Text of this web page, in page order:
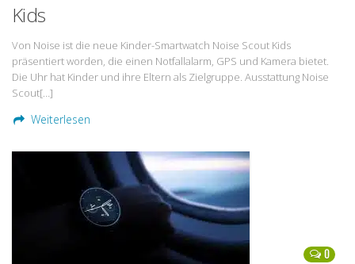
Kids
Von Noise ist die neue Kinder-Smartwatch Noise Scout Kids
präsentiert worden, die einen Notfallalarm, GPS und Kamera bietet.
Die Uhr hat Kinder und ihre Eltern als Zielgruppe. Ausstattung Noise
Scout[…]
Weiterlesen
0